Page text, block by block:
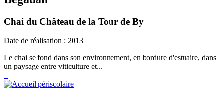
Chai du Château de la Tour de By
Date de réalisation : 2013
Le chai se fond dans son environnement, en bordure d'estuaire, dans
un paysage entre viticulture et...
+